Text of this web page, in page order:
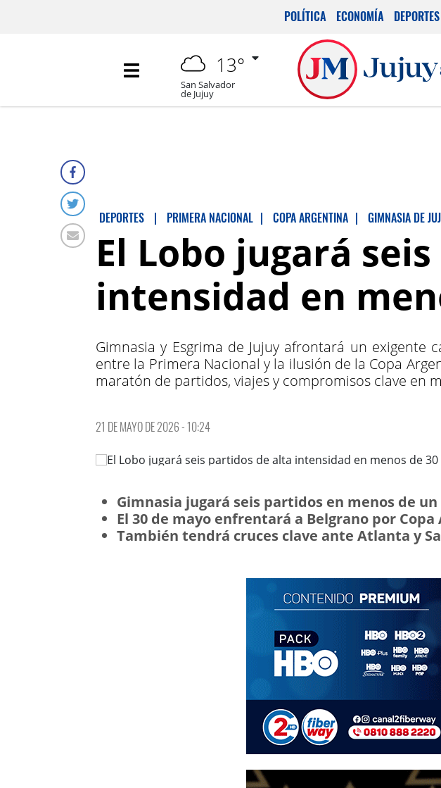
POLÍTICA ECONOMÍA DEPORTES
13°
San Salvador
de Jujuy
DEPORTES | PRIMERA NACIONAL | COPA ARGENTINA | GIMNASIA DE
El Lobo jugará
intensidad en
Gimnasia y Esgrima de Jujuy afrontará un
entre la Primera Nacional y la ilusión de la Copa
maratón de partidos, viajes y compromisos clave en
21 DE MAYO DE 2026 - 10:24
Gimnasia jugará seis partidos en menos de un
El 30 de mayo enfrentará a Belgrano por
También tendrá cruces clave ante Atlanta y